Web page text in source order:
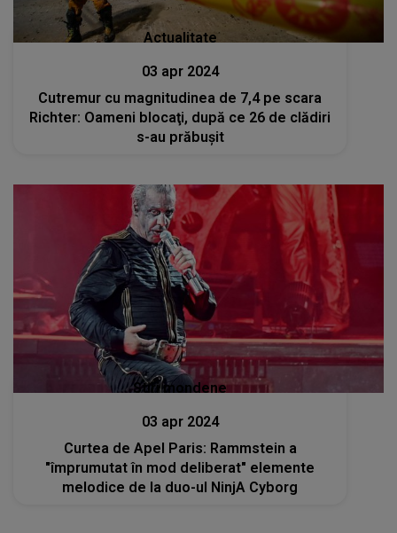
Actualitate
03 apr 2024
Cutremur cu magnitudinea de 7,4 pe scara
Richter: Oameni blocaţi, după ce 26 de clădiri
s-au prăbuşit
Stiri mondene
03 apr 2024
Curtea de Apel Paris: Rammstein a
"împrumutat în mod deliberat" elemente
melodice de la duo-ul NinjA Cyborg